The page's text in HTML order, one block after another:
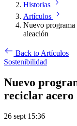
Historias
Artículos
Nuevo programa
aleación
Back to Artículos
Sostenibilidad
Nuevo
reciclar acero
26 sept 15:36